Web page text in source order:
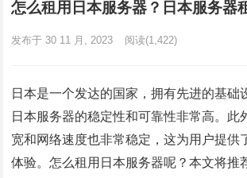
怎么租用日本服务器？日本服务器
发布于 30 11 月, 2023 阅读(1,422)
日本是一个发达的国家，拥有先进的基础
日本服务器的稳定性和可靠性非常高。此
宽和网络速度也非常稳定，这为用户提供
体验。怎么租用日本服务器呢？本文将推